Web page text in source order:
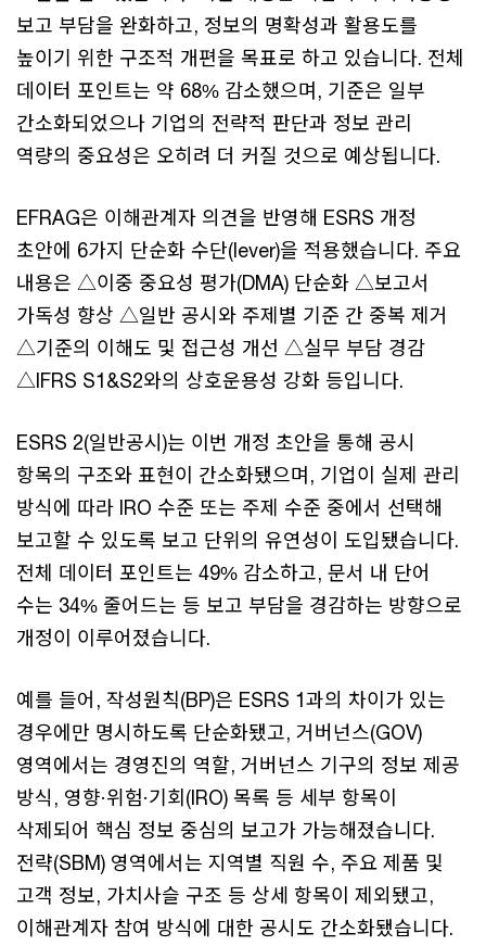
보고 부담을 완화하고, 정보의 명확성과 활용도를
높이기 위한 구조적 개편을 목표로 하고 있습니다. 전체
데이터 포인트는 약 68% 감소했으며, 기준은 일부
간소화되었으나 기업의 전략적 판단과 정보 관리
역량의 중요성은 오히려 더 커질 것으로 예상됩니다.
EFRAG은 이해관계자 의견을 반영해 ESRS 개정
초안에 6가지 단순화 수단(lever)을 적용했습니다. 주요
내용은 △이중 중요성 평가(DMA) 단순화 △보고서
가독성 향상 △일반 공시와 주제별 기준 간 중복 제거
△기준의 이해도 및 접근성 개선 △실무 부담 경감
△IFRS S1&S2와의 상호운용성 강화 등입니다.
ESRS 2(일반공시)는 이번 개정 초안을 통해 공시
항목의 구조와 표현이 간소화됐으며, 기업이 실제 관리
방식에 따라 IRO 수준 또는 주제 수준 중에서 선택해
보고할 수 있도록 보고 단위의 유연성이 도입됐습니다.
전체 데이터 포인트는 49% 감소하고, 문서 내 단어
수는 34% 줄어드는 등 보고 부담을 경감하는 방향으로
개정이 이루어졌습니다.
예를 들어, 작성원칙(BP)은 ESRS 1과의 차이가 있는
경우에만 명시하도록 단순화됐고, 거버넌스(GOV)
영역에서는 경영진의 역할, 거버넌스 기구의 정보 제공
방식, 영향·위험·기회(IRO) 목록 등 세부 항목이
삭제되어 핵심 정보 중심의 보고가 가능해졌습니다.
전략(SBM) 영역에서는 지역별 직원 수, 주요 제품 및
고객 정보, 가치사슬 구조 등 상세 항목이 제외됐고,
이해관계자 참여 방식에 대한 공시도 간소화됐습니다.